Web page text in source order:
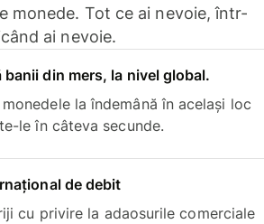
monede. Tot ce ai nevoie, într-
ai nevoie.
banii din mers, la nivel global.
la îndemână în același loc
le în câteva secunde.
de debit
cu privire la adaosurile comerciale